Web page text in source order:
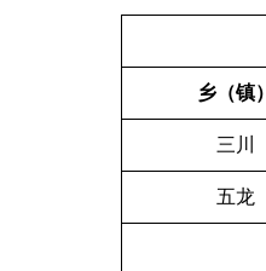
乡（镇）
三川
五龙